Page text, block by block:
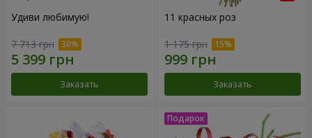
Удиви любимую!
7 713 грн
Заказать
11 красных роз
1 175 грн
Заказать